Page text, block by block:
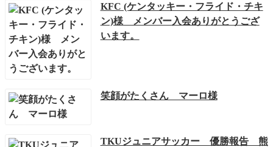
KFC (ケンタッキー・フライド・チキ
ン)様 メンバー入会ありがとうござ
います。
笑顔がたくさん マーロ様
TKUジュニアサッカー 優勝報告 熊